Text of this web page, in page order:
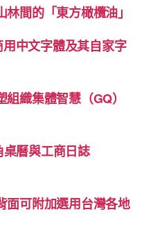
套
最
棒
生
活
南”
林間的「東方橄欖油」
中文字體及其自家字
織集體智慧（GQ）
曆與工商日誌
面可附加選用台灣各地